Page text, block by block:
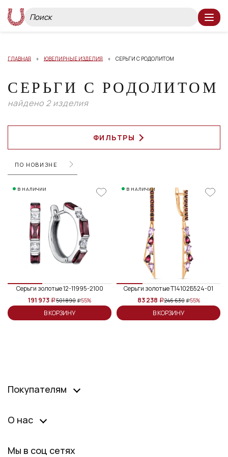
ГЛАВНАЯ ЮВЕЛИРНЫЕ ИЗДЕЛИЯ СЕРЬГИ С РОДОЛИТОМ
СЕРЬГИ С РОДОЛИТОМ
найдено 2 изделия
ФИЛЬТРЫ
ПО НОВИЗНЕ
В НАЛИЧИИ
Серьги золотые 12-11995-2100
191 973 a501 890 a55%
В КОРЗИНУ
В НАЛИЧИИ
Серьги золотые Т14102Б524-01
83 238 a246 630 a55%
В КОРЗИНУ
Покупателям
О нас
Мы в соц сетях